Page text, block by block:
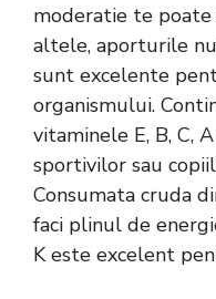
moderatie te
altele, aporturile
sunt excelente
organismului.
vitaminele E, B, C,
sportivilor sau
Consumata cruda
faci plinul de
K este excelent